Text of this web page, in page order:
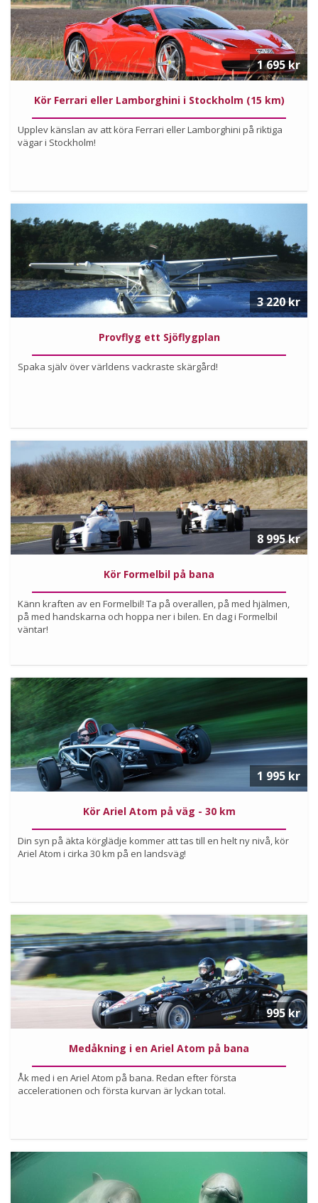
Kör Ferrari eller Lamborghini i Stockholm (15 km)
Upplev känslan av att köra Ferrari eller Lamborghini på riktiga
vägar i Stockholm!
1 695 kr
Köp
Läs mer om upplevelsen
Provflyg ett Sjöflygplan
Spaka själv över världens vackraste skärgård!
3 220 kr
Köp
Läs mer om upplevelsen
Kör Formelbil på bana
Känn kraften av en Formelbil! Ta på overallen, på med hjälmen,
på med handskarna och hoppa ner i bilen. En dag i Formelbil
väntar!
8 995 kr
Köp
Läs mer om upplevelsen
Kör Ariel Atom på väg - 30 km
Din syn på äkta körglädje kommer att tas till en helt ny nivå, kör
Ariel Atom i cirka 30 km på en landsväg!
1 995 kr
Köp
Läs mer om upplevelsen
Medåkning i en Ariel Atom på bana
Åk med i en Ariel Atom på bana. Redan efter första
accelerationen och första kurvan är lyckan total.
995 kr
Köp
Läs mer om upplevelsen